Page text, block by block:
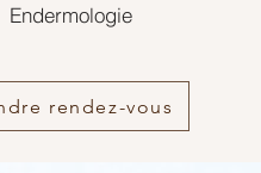
rendez-vous
Endermologie